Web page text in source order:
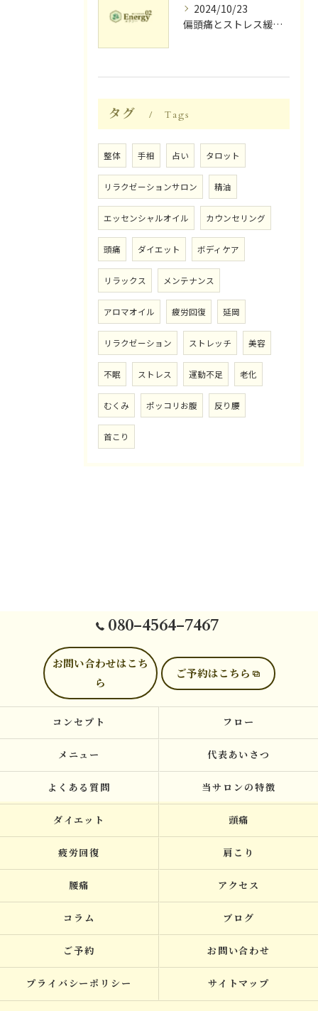
2024/10/23
偏頭痛とストレス緩和に効果的なリラクゼーション法
タグ Tags
整体 手相 占い タロット
リラクゼーションサロン 精油
エッセンシャルオイル カウンセリング
頭痛 ダイエット ボディケア
リラックス メンテナンス
アロマオイル 疲労回復 延岡
リラクゼーション ストレッチ 美容
不眠 ストレス 運動不足 老化
むくみ ポッコリお腹 反り腰
首こり
080-4564-7467
お問い合わせはこち
ら
ご予約はこちら
コンセプト フロー
メニュー 代表あいさつ
よくある質問 当サロンの特徴
ダイエット 頭痛
疲労回復 肩こり
腰痛 アクセス
コラム ブログ
ご予約 お問い合わせ
プライバシーポリシー サイトマップ